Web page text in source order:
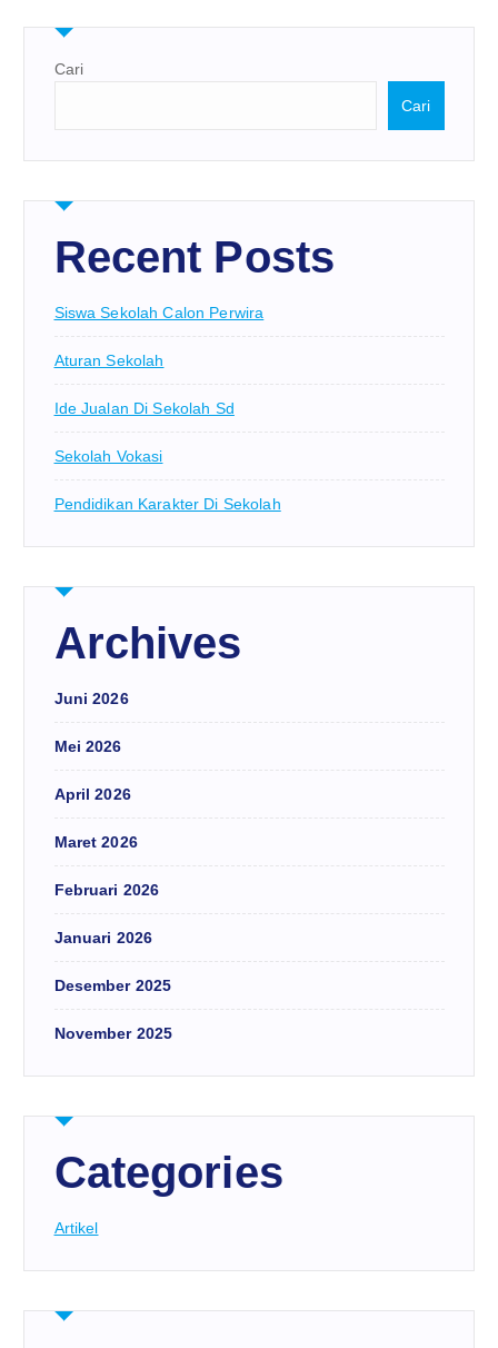
Cari
Cari
Recent Posts
Siswa Sekolah Calon Perwira
Aturan Sekolah
Ide Jualan Di Sekolah Sd
Sekolah Vokasi
Pendidikan Karakter Di Sekolah
Archives
Juni 2026
Mei 2026
April 2026
Maret 2026
Februari 2026
Januari 2026
Desember 2025
November 2025
Categories
Artikel